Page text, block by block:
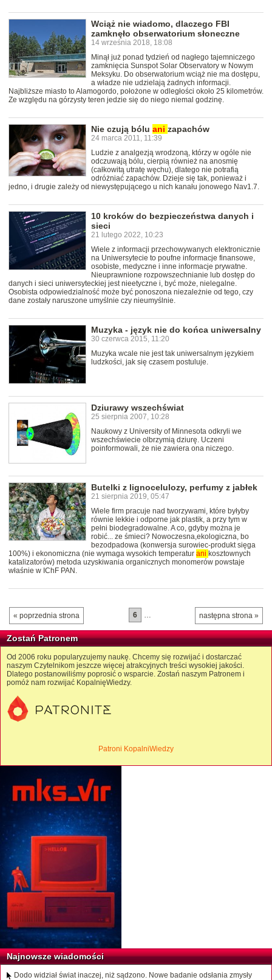
Wciąż nie wiadomo, dlaczego FBI
zamknęło obserwatorium słoneczne
14 września 2018, 18:08
Minął już ponad tydzień od nagłego tajemniczego
zamknięcia Sunspot Solar Observatory w Nowym
Meksyku. Do obserwatorium wciąż nie ma dostępu,
a władze nie udzielają żadnych informacji.
Najbliższe miasto to Alamogordo, położone w odległości około 25 kilometrów.
Ze względu na górzysty teren jedzie się do niego niemal godzinę.
Nie czują bólu ani zapachów
24 marca 2011, 11:39
Ludzie z analgezją wrodzoną, którzy w ogóle nie
odczuwają bólu, cierpią również na anosmię
(całkowitą utratę węchu), dlatego nie potrafią
odróżniać zapachów. Dzieje się tak, ponieważ i
jedno, i drugie zależy od niewystępującego u nich kanału jonowego Nav1.7.
10 kroków do bezpieczeństwa danych i
sieci
21 lutego 2022, 10:23
Wiele z informacji przechowywanych elektronicznie
na Uniwersytecie to poufne informacje finansowe,
osobiste, medyczne i inne informacje prywatne.
Nieuprawnione rozpowszechnianie lub dostęp do
danych i sieci uniwersyteckiej jest nieetyczne i, być może, nielegalne.
Osobista odpowiedzialność może być ponoszona niezależnie od tego, czy
dane zostały naruszone umyślnie czy nieumyślnie.
Muzyka - język nie do końca uniwersalny
30 czerwca 2015, 11:20
Muzyka wcale nie jest tak uniwersalnym językiem
ludzkości, jak się czasem postuluje.
Dziurawy wszechświat
25 sierpnia 2007, 10:28
Naukowy z University of Minnesota odkryli we
wszechświecie olbrzymią dziurę. Uczeni
poinformowali, że nie zawiera ona niczego.
Butelki z lignocelulozy, perfumy z jabłek
21 sierpnia 2019, 05:47
Wiele firm pracuje nad tworzywami, które byłyby
równie lekkie i odporne jak plastik, a przy tym w
pełni biodegradowalne. A co, gdyby można je
robić... ze śmieci? Nowoczesna,ekologiczna, bo
bezodpadowa (konwersja surowiec-produkt sięga
100%) i ekonomiczna (nie wymaga wysokich temperatur ani kosztownych
katalizatorów) metoda uzyskiwania organicznych monomerów powstaje
właśnie w IChF PAN.
« poprzednia strona następna strona »
6
Zostań Patronem
Od 2006 roku popularyzujemy naukę. Chcemy się rozwijać i dostarczać
naszym Czytelnikom jeszcze więcej atrakcyjnych treści wysokiej jakości.
Dlatego postanowiliśmy poprosić o wsparcie. Zostań naszym Patronem i
pomóż nam rozwijać KopalnięWiedzy.
Patroni KopalniWiedzy
Najnowsze wiadomości
Dodo widział świat inaczej, niż sądzono. Nowe badanie odsłania zmysły